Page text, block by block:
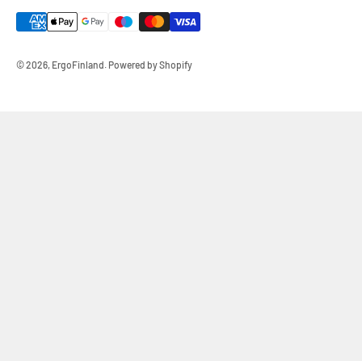
© 2026, ErgoFinland. Powered by Shopify